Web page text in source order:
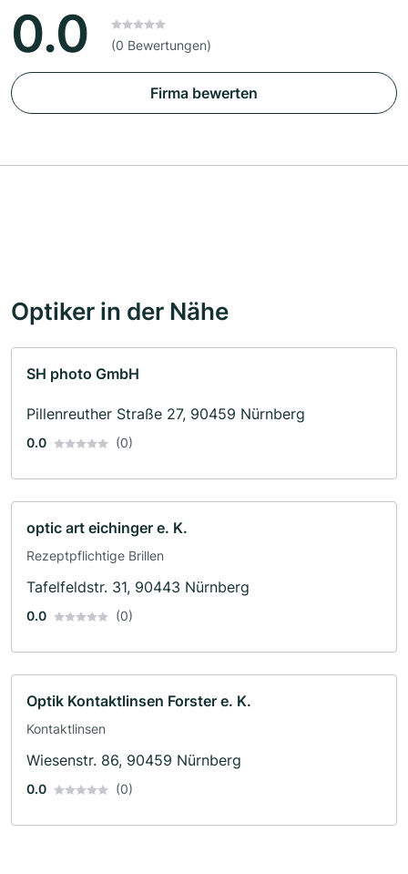
0.0 (0 Bewertungen)
Firma bewerten
Optiker in der Nähe
SH photo GmbH
Pillenreuther Straße 27, 90459 Nürnberg
0.0 (0)
optic art eichinger e. K.
Rezeptpflichtige Brillen
Tafelfeldstr. 31, 90443 Nürnberg
0.0 (0)
Optik Kontaktlinsen Forster e. K.
Kontaktlinsen
Wiesenstr. 86, 90459 Nürnberg
0.0 (0)